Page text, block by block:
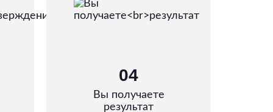
04
Вы получаете
результат